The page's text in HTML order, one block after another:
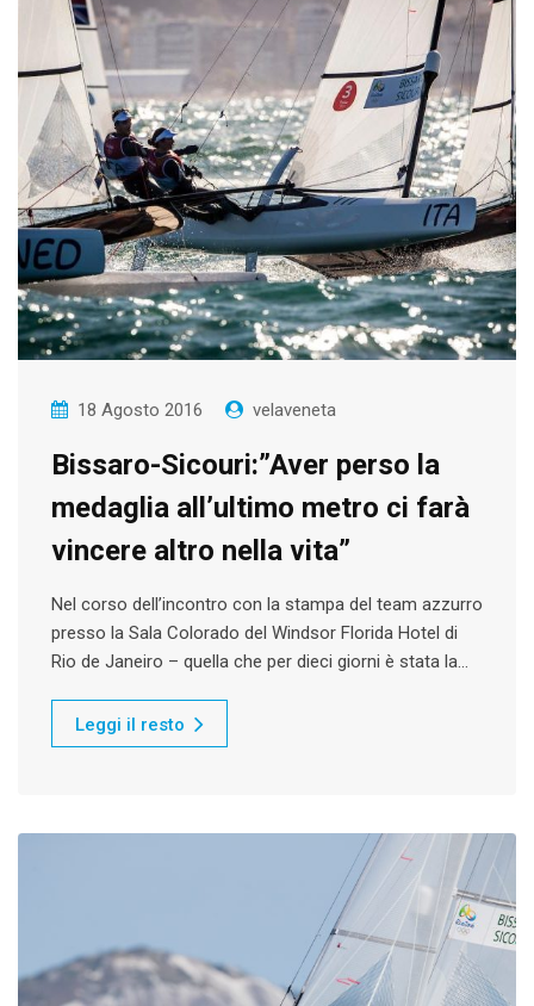
18 Agosto 2016 velaveneta
Bissaro-Sicouri:”Aver perso la
medaglia all’ultimo metro ci farà
vincere altro nella vita”
Nel corso dell’incontro con la stampa del team azzurro
presso la Sala Colorado del Windsor Florida Hotel di
Rio de Janeiro – quella che per dieci giorni è stata la…
Leggi il resto